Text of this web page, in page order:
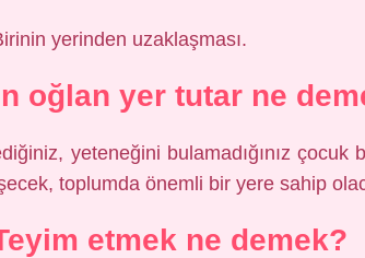
yerinden uzaklaşması.
oğlan yer tutar ne
yeteneğini bulamadığınız çocuk
toplumda önemli bir yere sahip
etmek ne demek?